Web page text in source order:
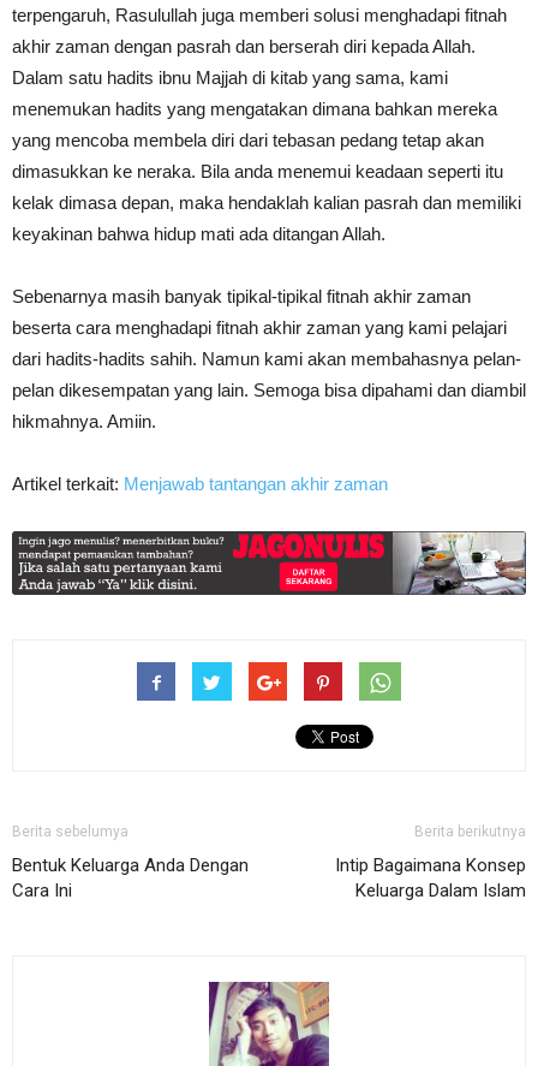
terpengaruh, Rasulullah juga memberi solusi menghadapi fitnah
akhir zaman dengan pasrah dan berserah diri kepada Allah.
Dalam satu hadits ibnu Majjah di kitab yang sama, kami
menemukan hadits yang mengatakan dimana bahkan mereka
yang mencoba membela diri dari tebasan pedang tetap akan
dimasukkan ke neraka. Bila anda menemui keadaan seperti itu
kelak dimasa depan, maka hendaklah kalian pasrah dan memiliki
keyakinan bahwa hidup mati ada ditangan Allah.
Sebenarnya masih banyak tipikal-tipikal fitnah akhir zaman
beserta cara menghadapi fitnah akhir zaman yang kami pelajari
dari hadits-hadits sahih. Namun kami akan membahasnya pelan-
pelan dikesempatan yang lain. Semoga bisa dipahami dan diambil
hikmahnya. Amiin.
Artikel terkait: Menjawab tantangan akhir zaman
Berita sebelumya
Bentuk Keluarga Anda Dengan
Cara Ini
Berita berikutnya
Intip Bagaimana Konsep
Keluarga Dalam Islam